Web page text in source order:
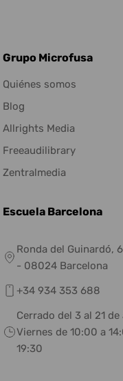
Grupo Microfusa
Quiénes somos
Blog
Allrights Media
Freeaudilibrary
Zentralmedia
Escuela Barcelona
Ronda del Guinardó,
- 08024 Barcelona
+34 934 353 688
Cerrado del 3 al 21
Viernes de 10:00 a
19:30